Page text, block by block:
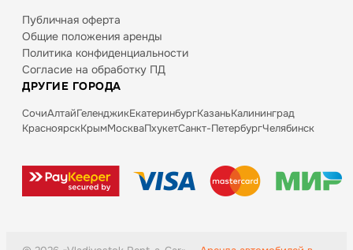
Публичная оферта
Общие положения аренды
Политика конфиденциальности
Согласие на обработку ПД
ДРУГИЕ ГОРОДА
СочиАлтайГеленджикЕкатеринбургКазаньКалининград
КрасноярскКрымМоскваПхукетСанкт-ПетербургЧелябинск